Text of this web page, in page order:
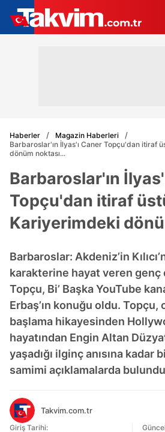
Haberler
Magazin Haberleri
Barbaroslar'ın İlyas'ı Caner Topçu'dan itiraf
dönüm noktası...
Barbaroslar'ın
Topçu'dan itiraf
Kariyerimdeki
Barbaroslar: Akdeniz’in
karakterine hayat veren genç
Topçu, Bi’ Başka YouTube
Erbaş’ın konuğu oldu. Topçu,
başlama hikayesinden
hayatından Engin Altan
yaşadığı ilginç anısına kadar
samimi açıklamalarda
Takvim.com.tr
Giriş Tarihi: